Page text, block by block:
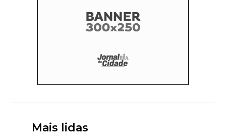
Mais lidas